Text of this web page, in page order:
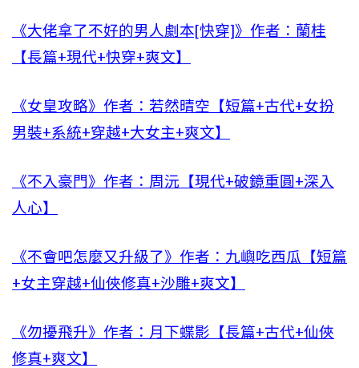
《大佬拿了不好的男人劇本[快穿]》作者：蘭桂
【長篇+現代+快穿+爽文】
《女皇攻略》作者：若然晴空【短篇+古代+女扮
男裝+系統+穿越+大女主+爽文】
《不入豪門》作者：周沅【現代+破鏡重圓+深入
人心】
《不會吧怎麼又升級了》作者：九嶼吃西瓜【短篇
+女主穿越+仙俠修真+沙雕+爽文】
《勿擾飛升》作者：月下蝶影【長篇+古代+仙俠
修真+爽文】